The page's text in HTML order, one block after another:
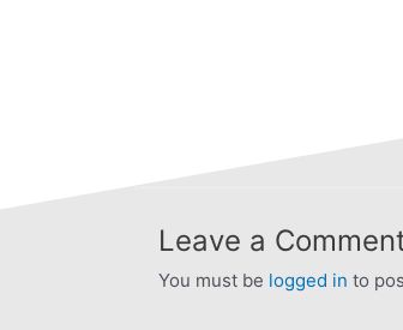
Leave a
You must be logged in to